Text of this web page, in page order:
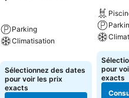
Parking
Climatisation
Sélectionnez des dates
pour voir les prix
exacts
pour
exacts